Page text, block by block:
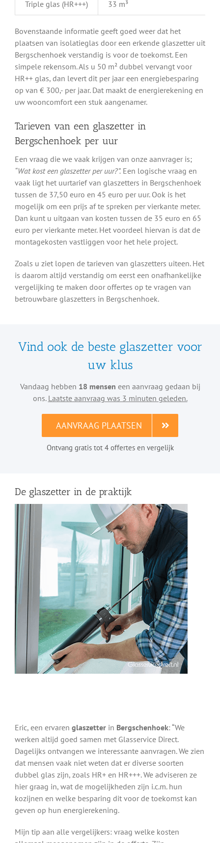
Triple glas (HR+++) 33 m³
Bovenstaande informatie geeft goed weer dat het
plaatsen van isolatieglas door een erkende glaszetter uit
Bergschenhoek verstandig is voor de toekomst. Een
simpele rekensom. Als u 50 m² dubbel vervangt voor
HR++ glas, dan levert dit per jaar een energiebesparing
op van € 300,- per jaar. Dat maakt de energierekening en
uw wooncomfort een stuk aangenamer.
Tarieven van een glaszetter in
Bergschenhoek per uur
Een vraag die we vaak krijgen van onze aanvrager is;
“Wat kost een glaszetter per uur?”. Een logische vraag en
vaak ligt het uurtarief van glaszetters in Bergschenhoek
tussen de 37,50 euro en 45 euro per uur. Ook is het
mogelijk om een prijs af te spreken per vierkante meter.
Dan kunt u uitgaan van kosten tussen de 35 euro en 65
euro per vierkante meter. Het voordeel hiervan is dat de
montagekosten vastliggen voor het hele project.
Zoals u ziet lopen de tarieven van glaszetters uiteen. Het
is daarom altijd verstandig om eerst een onafhankelijke
vergelijking te maken door offertes op te vragen van
betrouwbare glaszetters in Bergschenhoek.
Vind ook de beste glaszetter voor
uw klus
Vandaag hebben 18 mensen een aanvraag gedaan bij
ons. Laatste aanvraag was 3 minuten geleden.
AANVRAAG PLAATSEN
Ontvang gratis tot 4 offertes en vergelijk
De glaszetter in de praktijk
Eric, een ervaren glaszetter in Bergschenhoek: “We
werken altijd goed samen met Glasservice Direct.
Dagelijks ontvangen we interessante aanvragen. We zien
dat mensen vaak niet weten dat er diverse soorten
dubbel glas zijn, zoals HR+ en HR+++. We adviseren ze
hier graag in, wat de mogelijkheden zijn i.c.m. hun
kozijnen en welke besparing dit voor de toekomst kan
geven op hun energierekening.
Mijn tip aan alle vergelijkers: vraag welke kosten